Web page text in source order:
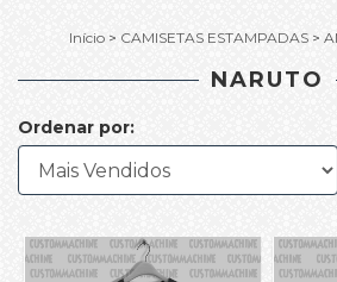
Início > CAMISETAS ESTAMPADAS >
NARUTO
Ordenar por: